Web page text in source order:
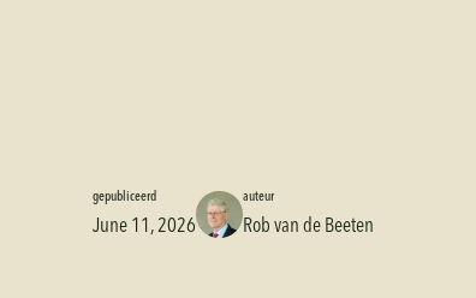
gepubliceerd
June 11, 2026
auteur
Rob van de Beeten